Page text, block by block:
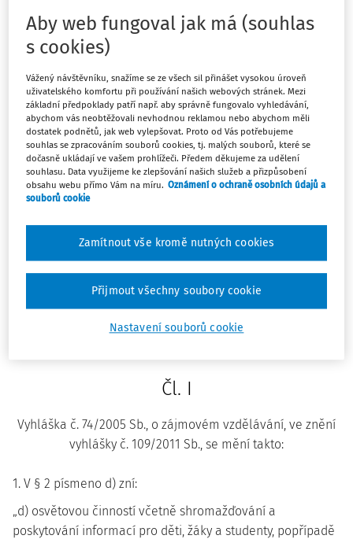
Platný od :31.08.2012
279/2012 Sb.
ze dne 17. srpna 2012,
kterou se mění vyhláška č. 74/2005 Sb., o zájmovém
vzdělávání, ve znění vyhlášky č. 109/2011 Sb.
Ministerstvo školství, mládeže a tělovýchovy stanoví podle
§ 112, § 121 odst. 1 a § 123 odst. 5 zákona č. 561/2004 Sb., o
předškolním, základním, středním, vyšším odborném a
Čl. I
Vyhláška č. 74/2005 Sb., o zájmovém vzdělávání, ve znění
vyhlášky č. 109/2011 Sb., se mění takto:
1. V § 2 písmeno d) zní:
„d) osvětovou činností včetně shromažďování a
poskytování informací pro děti, žáky a studenty, popřípadě
Aby web fungoval jak má (souhlas
s cookies)
Vážený návštěvníku, snažíme se ze všech sil přinášet vysokou úroveň
uživatelského komfortu při používání našich webových stránek. Mezi
základní předpoklady patří např. aby správně fungovalo vyhledávání,
abychom vás neobtěžovali nevhodnou reklamou nebo abychom měli
dostatek podnětů, jak web vylepšovat. Proto od Vás potřebujeme
souhlas se zpracováním souborů cookies, tj. malých souborů, které se
dočasně ukládají ve vašem prohlížeči. Předem děkujeme za udělení
souhlasu. Data využijeme ke zlepšování našich služeb a přizpůsobení
obsahu webu přímo Vám na míru. Oznámení o ochraně osobních údajů a
souborů cookie
Nastavení souborů cookie
Zamítnout vše kromě nutných cookies
Přijmout všechny soubory cookie